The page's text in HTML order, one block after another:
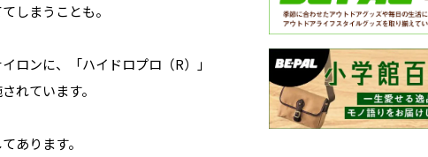
しまうことも。
ロンに、「ハイドロプロ（R）」
れています。
あります。